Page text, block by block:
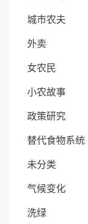
城市农夫
外卖
女农民
小农故事
政策研究
替代食物系统
未分类
气候变化
洗绿